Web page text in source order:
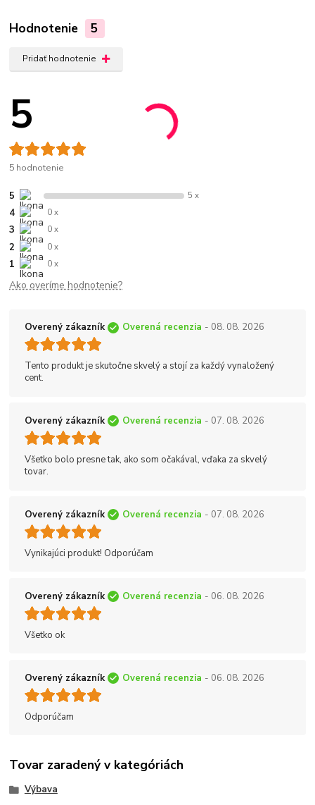
Hodnotenie 5
Pridať hodnotenie
5
5 hodnotenie
5 5 x
4 0 x
3 0 x
2 0 x
1 0 x
Ako overíme hodnotenie?
Overený zákazník Overená recenzia - 08. 08. 2026
Tento produkt je skutočne skvelý a stojí za každý vynaložený
cent.
Overený zákazník Overená recenzia - 07. 08. 2026
Všetko bolo presne tak, ako som očakával, vďaka za skvelý
tovar.
Overený zákazník Overená recenzia - 07. 08. 2026
Vynikajúci produkt! Odporúčam
Overený zákazník Overená recenzia - 06. 08. 2026
Všetko ok
Overený zákazník Overená recenzia - 06. 08. 2026
Odporúčam
Tovar zaradený v kategóriách
Výbava